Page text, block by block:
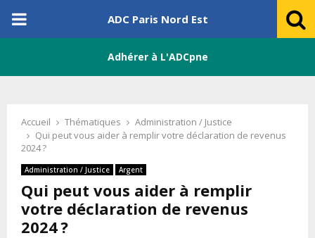
PRIMARY
ADC Paris Nord Est
Adhérer à L'ADCpne
Accueil Thématiques
Administration / Justice
Qui peut vous aider à remplir votre déclaration de revenus
2024 ?
Administration / Justice Argent
Qui peut vous aider à remplir
votre déclaration de revenus
2024 ?